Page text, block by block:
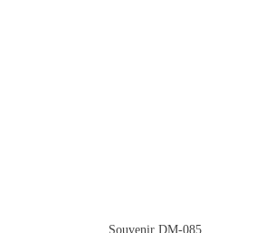
Souvenir DM-085